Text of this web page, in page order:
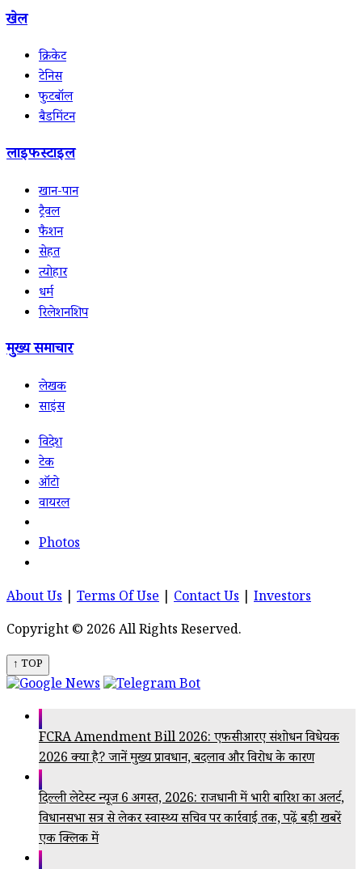
खेल
क्रिकेट
टेनिस
फुटबॉल
बैडमिंटन
लाइफस्टाइल
खान-पान
ट्रैवल
फैशन
सेहत
त्योहार
धर्म
रिलेशनशिप
मुख्य समाचार
लेखक
साइंस
विदेश
टेक
ऑटो
वायरल
Photos
About Us Terms Of Use Contact Us
Investors
Copyright © 2026 All Rights Reserved.
↑ TOP
FCRA Amendment Bill 2026: एफसीआरए संशोधन विधेयक
2026 क्या है? जानें मुख्य प्रावधान, बदलाव और विरोध के कारण
दिल्ली लेटेस्ट न्यूज 6 अगस्त, 2026: राजधानी में भारी बारिश का अलर्ट,
विधानसभा सत्र से लेकर स्वास्थ्य सचिव पर कार्रवाई तक, पढ़ें बड़ी खबरें
एक क्लिक में